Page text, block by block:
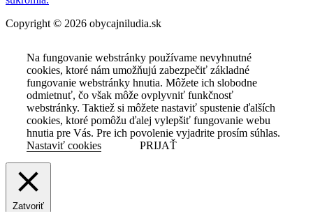
Copyright © 2026 obycajniludia.sk
Na fungovanie webstránky používame nevyhnutné
cookies, ktoré nám umožňujú zabezpečiť základné
fungovanie webstránky hnutia. Môžete ich slobodne
odmietnuť, čo však môže ovplyvniť funkčnosť
webstránky. Taktiež si môžete nastaviť spustenie ďalších
cookies, ktoré pomôžu ďalej vylepšiť fungovanie webu
hnutia pre Vás. Pre ich povolenie vyjadrite prosím súhlas.
Nastaviť cookies
PRIJAŤ
Zatvoriť